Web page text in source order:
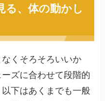
る、体の動かし
くそろそろいいか
ズに合わせて段階的
下はあくまでも一般